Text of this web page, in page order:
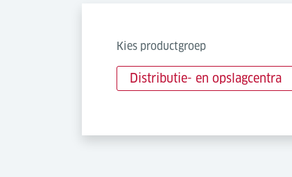
Kies productgroep
Distributie- en opslagcentra